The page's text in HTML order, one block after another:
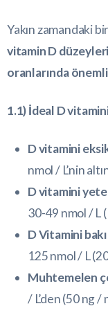
Yakın zamandaki
vitamin D
oranlarında
1.1) İdeal D
D vitamini
nmol / L’nin
D vitamini
30-49 nmol / L
D Vitamini
125 nmol / L
Muhtemelen
/ L’den (50 ng /